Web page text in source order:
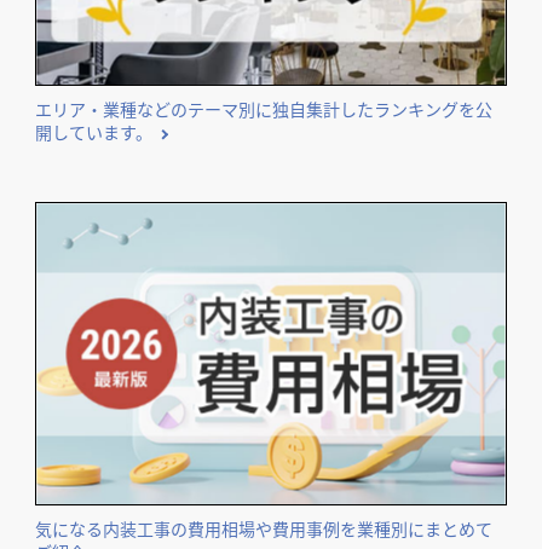
エリア・業種などのテーマ別に独自集計したランキングを公
開しています。
気になる内装工事の費用相場や費用事例を業種別にまとめて